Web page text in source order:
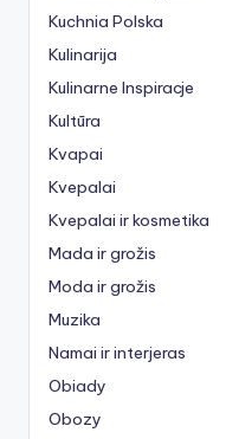
Kuchnia Polska
Kulinarija
Kulinarne Inspiracje
Kultūra
Kvapai
Kvepalai
Kvepalai ir kosmetika
Mada ir grožis
Moda ir grožis
Muzika
Namai ir interjeras
Obiady
Obozy